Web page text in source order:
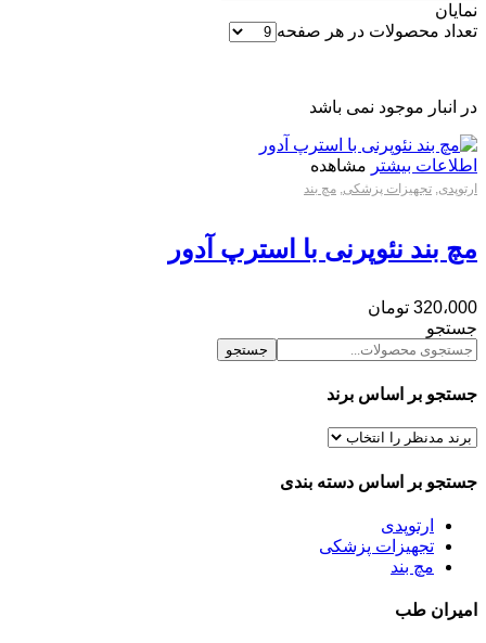
نمایان
تعداد محصولات در هر صفحه
در انبار موجود نمی باشد
اطلاعات بیشتر مشاهده
ارتوپدی, تجهیزات پزشکی, مچ بند
مچ بند نئوپرنی با استرپ آدور
320،000 تومان
جستجو
جستجو
جستجو بر اساس برند
جستجو بر اساس دسته بندی
ارتوپدی
تجهیزات پزشکی
مچ بند
امیران طب